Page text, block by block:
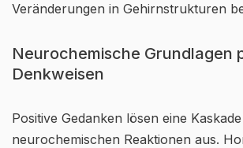
Veränderungen in Gehirnstrukturen
Neurochemische Grundlagen
Denkweisen
Positive Gedanken lösen eine
neurochemischen Reaktionen aus.